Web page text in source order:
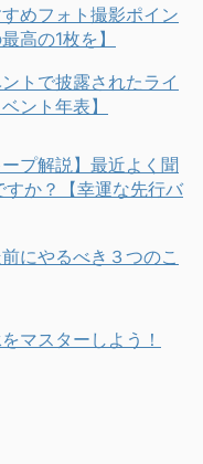
めフォト撮影ポイン
高の1枚を】
トで披露されたライ
ント年表】
プ解説】最近よく聞
すか？【幸運な先行バ
にやるべき３つのこ
マスターしよう！